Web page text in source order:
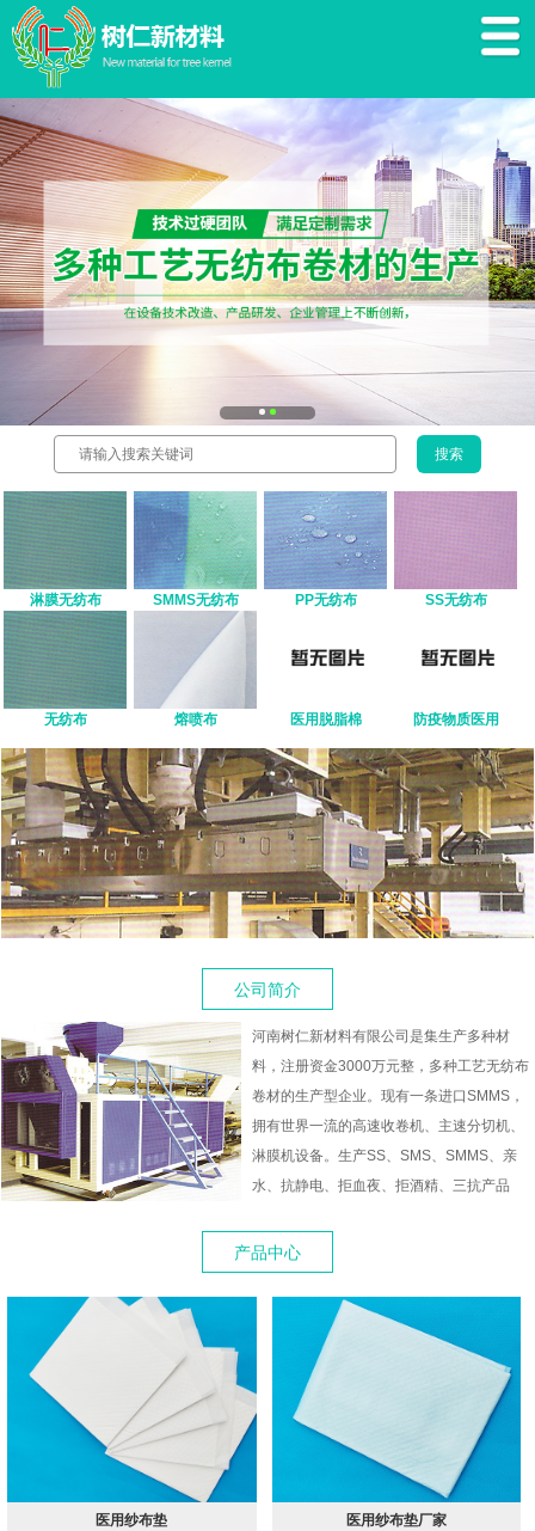
淋膜无纺布 SMMS无纺布 PP无纺布 SS无纺布
无纺布 熔喷布 医用脱脂棉 防疫物质医用
公司简介
河南树仁新材料有限公司是集生产多种材
料，注册资金3000万元整，多种工艺无纺布
卷材的生产型企业。现有一条进口SMMS，
拥有世界一流的高速收卷机、主速分切机、
淋膜机设备。生产SS、SMS、SMMS、亲
水、抗静电、拒血夜、拒酒精、三抗产品
产品中心
医用纱布垫 医用纱布垫厂家